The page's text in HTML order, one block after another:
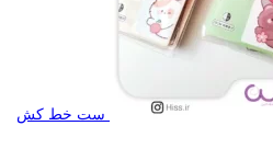
ست خط کش